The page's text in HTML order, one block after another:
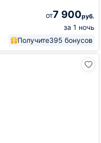
от7 900руб.
за 1 ночь
Получите395 бонусов